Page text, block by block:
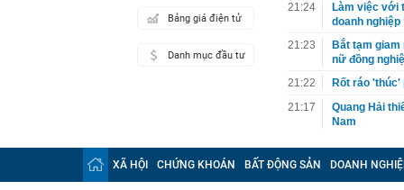
Bảng giá điện tử
Danh mục đầu tư
21:24
Làm việc với
doanh nghiệp
21:23
Bắt tạm giam
nữ đồng
21:22
Rốt ráo 'thúc'
21:17
Quang Hải
Nam
21:12
Lời khuyên
hồn
21:11
Cặp đôi đình
XÃ HỘI CHỨNG KHOÁN BẤT ĐỘNG SẢN DOANH